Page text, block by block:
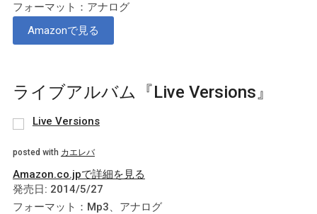
フォーマット：アナログ
Amazonで見る
ライブアルバム『Live Versions』
Live Versions
posted with カエレバ
Amazon.co.jpで詳細を見る
発売日: 2014/5/27
フォーマット：Mp3、アナログ